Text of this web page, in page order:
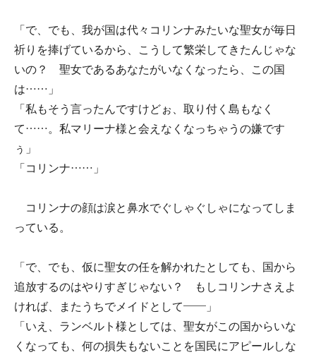
「で、でも、我が国は代々コリンナみたいな聖女が毎日
祈りを捧げているから、こうして繁栄してきたんじゃな
いの？ 聖女であるあなたがいなくなったら、この国
は……」
「私もそう言ったんですけどぉ、取り付く島もなく
て……。私マリーナ様と会えなくなっちゃうの嫌です
ぅ」
「コリンナ……」
コリンナの顔は涙と鼻水でぐしゃぐしゃになってしま
っている。
「で、でも、仮に聖女の任を解かれたとしても、国から
追放するのはやりすぎじゃない？ もしコリンナさえよ
ければ、またうちでメイドとして――」
「いえ、ランベルト様としては、聖女がこの国からいな
くなっても、何の損失もないことを国民にアピールしな